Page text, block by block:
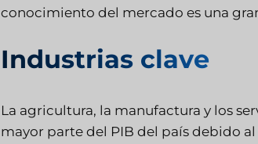
conocimiento del mercado es una
Industrias clave
La agricultura, la manufactura y los
mayor parte del PIB del país debido